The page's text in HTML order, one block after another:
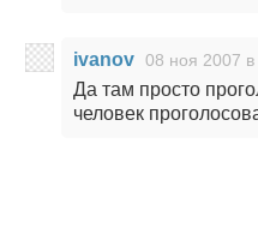
ivanov 08 ноя 2007
Да там просто
человек